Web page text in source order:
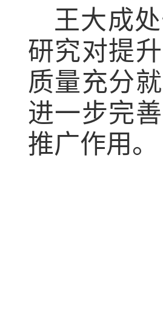
王大成
研究对提
质量充分
进一步完
推广作用。